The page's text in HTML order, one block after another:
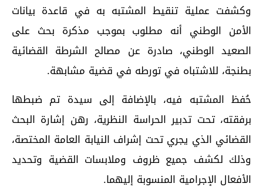
وكشفت عملية تنقيط المشتبه به في قاعدة بيانات
الأمن الوطني أنه مطلوب بموجب مذكرة بحث على
الصعيد الوطني، صادرة عن مصالح الشرطة القضائية
بطنجة، للاشتباه في تورطه في قضية مشابهة.
حُفظ المشتبه فيه، بالإضافة إلى سيدة تم ضبطها
برفقته، تحت تدبير الحراسة النظرية، رهن إشارة البحث
القضائي الذي يجري تحت إشراف النيابة العامة المختصة،
وذلك لكشف جميع ظروف وملابسات القضية وتحديد
الأفعال الإجرامية المنسوبة إليهما.